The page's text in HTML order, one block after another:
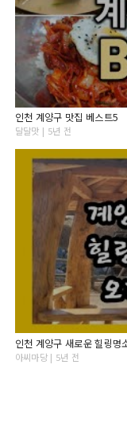
인천 계양구 맛집 베스트5
달달맛 | 5년 전
아씨마당 | 5년 전